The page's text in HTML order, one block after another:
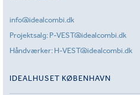
info@idealcombi.dk
Projektsalg: P-VEST@idealcombi.dk
Håndværker: H-VEST@idealcombi.dk
IDEALHUSET KØBENHAVN